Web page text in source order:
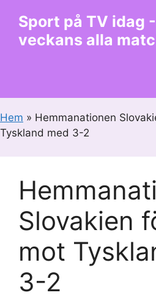
innehåll
Sport på TV idag
veckans alla
Hem » Hemmanationen
Tyskland med 3-2
Slovakien
mot
3-2